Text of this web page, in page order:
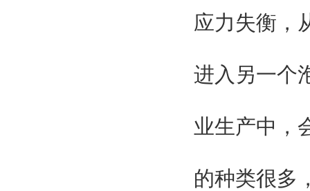
应力失衡，
进入另一个
业生产中，
的种类很多